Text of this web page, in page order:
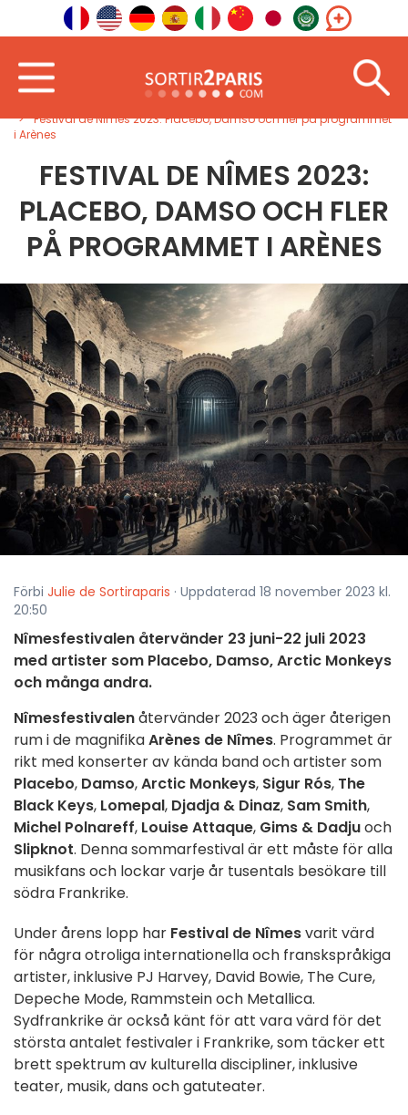
Festival de Nîmes 2023: Placebo, Damso och fler på programmet
i Arènes
FESTIVAL DE NÎMES 2023:
PLACEBO, DAMSO OCH FLER
PÅ PROGRAMMET I ARÈNES
Förbi Julie de Sortiraparis · Uppdaterad 18 november 2023 kl.
20:50
Nîmesfestivalen återvänder 23 juni-22 juli 2023
med artister som Placebo, Damso, Arctic Monkeys
och många andra.
Nîmesfestivalenåtervänder 2023 och äger återigen
rum i de magnifikaArènes de Nîmes. Programmet är
rikt med konserter av kända band och artister som
Placebo, Damso,Arctic Monkeys, Sigur Rós, The
Black Keys, Lomepal, Djadja & Dinaz, Sam Smith,
Michel Polnareff, Louise Attaque, Gims & Dadjuoch
Slipknot. Denna sommarfestival är ett måste för alla
musikfans och lockar varje år tusentals besökare till
södra Frankrike.
Under årens lopp har Festival de Nîmesvarit värd
för några otroliga internationella och franskspråkiga
artister, inklusive PJ Harvey, David Bowie, The Cure,
Depeche Mode, Rammstein och Metallica.
Sydfrankrike är också känt för att vara värd för det
största antalet festivaler i Frankrike, som täcker ett
brett spektrum av kulturella discipliner, inklusive
teater, musik, dans och gatuteater.